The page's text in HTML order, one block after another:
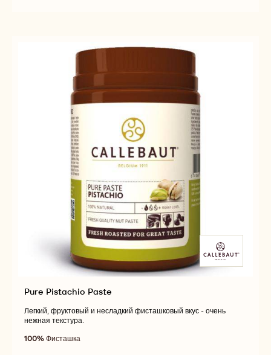
Pure Pistachio Paste
Легкий, фруктовый и несладкий фисташковый вкус - очень
нежная текстура.
100% Фисташка